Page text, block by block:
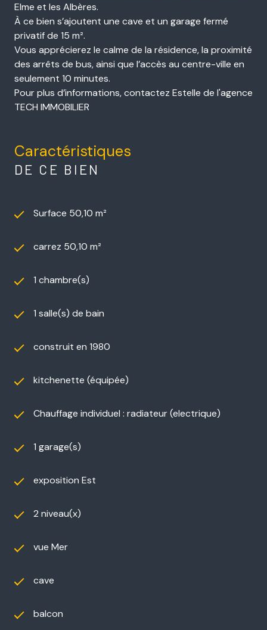
Elme et les Albères.
À ce bien s’ajoutent une cave et un garage fermé
privatif de 15 m².
Vous apprécierez le calme de la résidence, la proximité
des arrêts de bus, ainsi que l’accès au centre-ville en
seulement 10 minutes.
Pour plus d’informations, contactez Estelle de l'agence
TECH IMMOBILIER
Caractéristiques
DE CE BIEN
Surface 50,10 m²
carrez 50,10 m²
1 chambre(s)
1 salle(s) de bain
construit en 1980
kitchenette (équipée)
Chauffage individuel : radiateur (electrique)
1 garage(s)
exposition Est
2 niveau(x)
vue Mer
cave
balcon